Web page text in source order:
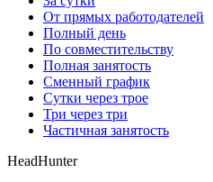
От прямых работодателей
Полный день
По совместительству
Полная занятость
Сменный график
Сутки через трое
Три через три
Частичная занятость
HeadHunter